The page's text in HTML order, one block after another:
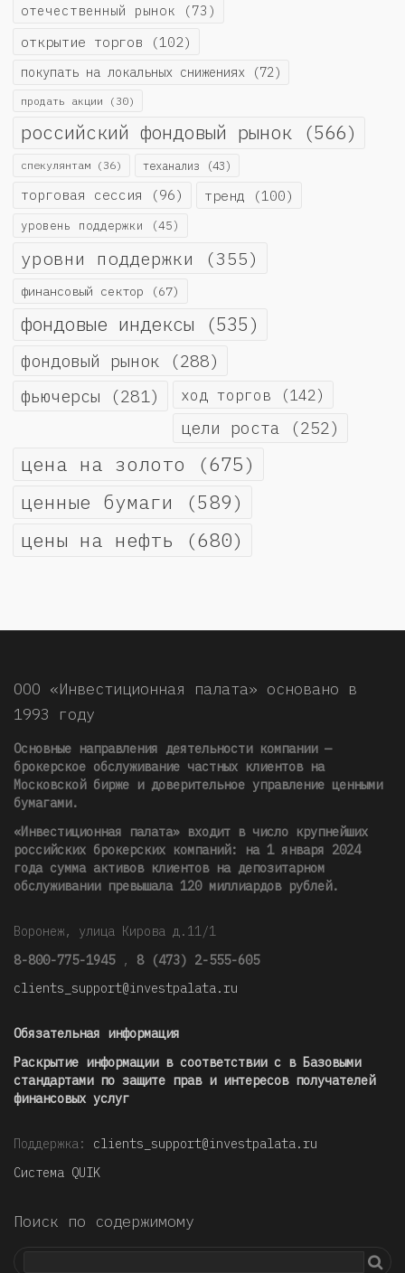
отечественный рынок (73)
открытие торгов (102)
покупать на локальных снижениях (72)
продать акции (30)
российский фондовый рынок (566)
спекулянтам (36) теханализ (43)
торговая сессия (96) тренд (100)
уровень поддержки (45)
уровни поддержки (355)
финансовый сектор (67)
фондовые индексы (535)
фондовый рынок (288)
фьючерсы (281) ход торгов (142)
цели роста (252)
цена на золото (675)
ценные бумаги (589)
цены на нефть (680)
ООО «Инвестиционная палата» основано в
1993 году
Основные направления деятельности компании —
брокерское обслуживание частных клиентов на
Московской бирже и доверительное управление ценными
бумагами.
«Инвестиционная палата» входит в число крупнейших
российских брокерских компаний: на 1 января 2024
года сумма активов клиентов на депозитарном
обслуживании превышала 120 миллиардов рублей.
Воронеж, улица Кирова д.11/1
8-800-775-1945 , 8 (473) 2-555-605
clients_support@investpalata.ru
Обязательная информация
Раскрытие информации в соответствии с в Базовыми
стандартами по защите прав и интересов получателей
финансовых услуг
Поддержка: clients_support@investpalata.ru
Система QUIK
Поиск по содержимому